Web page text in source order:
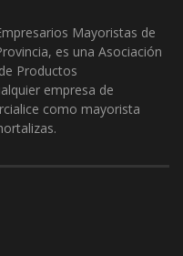
Mayoristas de
es una Asociación
Productos
empresa de
como mayorista